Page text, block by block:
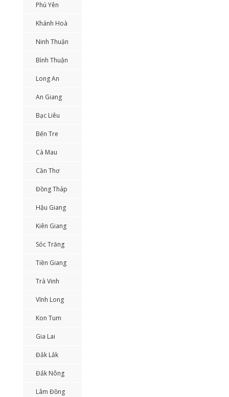
Phú Yên
Khánh Hoà
Ninh Thuận
Bình Thuận
Long An
An Giang
Bạc Liêu
Bến Tre
Cà Mau
Cần Thơ
Đồng Tháp
Hậu Giang
Kiên Giang
Sóc Trăng
Tiền Giang
Trà Vinh
Vĩnh Long
Kon Tum
Gia Lai
Đắk Lắk
Đắk Nông
Lâm Đồng